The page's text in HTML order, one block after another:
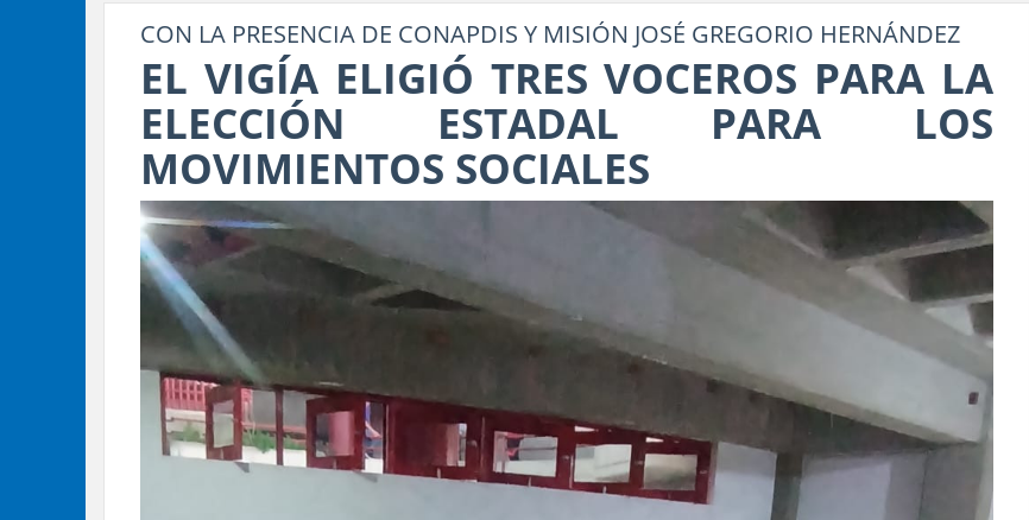
CON LA PRESENCIA DE CONAPDIS Y MISIÓN JOSÉ GREGORIO HERNÁNDEZ
EL VIGÍA ELIGIÓ TRES VOCEROS PARA LA
ELECCIÓN ESTADAL PARA LOS
MOVIMIENTOS SOCIALES